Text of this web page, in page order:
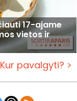
17-ajame
vietos ir
pavalgyti? >